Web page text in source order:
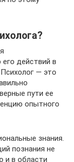
действий в
— это
пути ее
опытного
знания.
познания не
и в области